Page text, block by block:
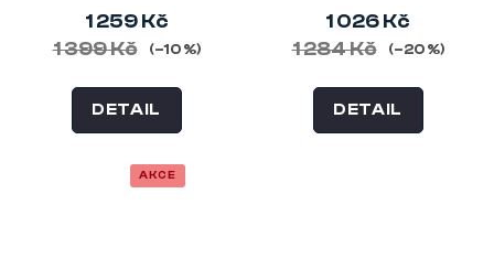
1 259 Kč
1 399 Kč
(–10 %)
DETAIL
1 026 Kč
1 284 Kč
(–20 %)
DETAIL
AKCE